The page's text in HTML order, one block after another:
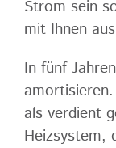
Strom sein
mit Ihnen
In fünf
als verdient
Heizsystem,